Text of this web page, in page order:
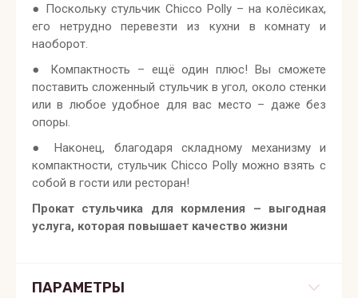
● Поскольку стульчик Chicco Polly – на колёсиках,
его нетрудно перевезти из кухни в комнату и
наоборот.
● Компактность – ещё один плюс! Вы сможете
поставить сложенный стульчик в угол, около стенки
или в любое удобное для вас место – даже без
опоры.
● Наконец, благодаря складному механизму и
компактности, стульчик Chicco Polly можно взять с
собой в гости или ресторан!
Прокат стульчика для кормления – выгодная
услуга, которая повышает качество жизни
ПАРАМЕТРЫ